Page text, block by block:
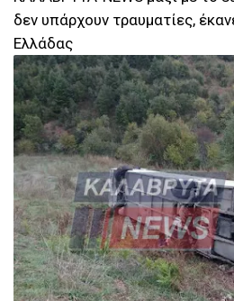
δεν υπάρχουν τραυματίες,
Ελλάδας